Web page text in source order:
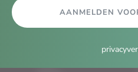
AANMELDEN